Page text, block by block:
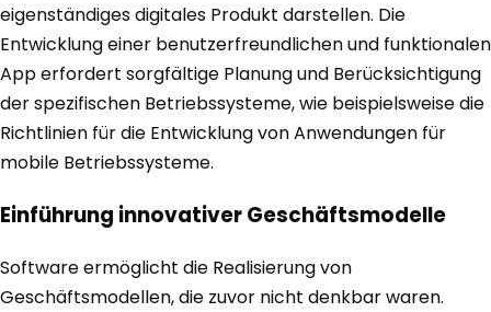
eigenständiges digitales Produkt darstellen. Die
Entwicklung einer benutzerfreundlichen und funktionalen
App erfordert sorgfältige Planung und Berücksichtigung
der spezifischen Betriebssysteme, wie beispielsweise die
Richtlinien für die Entwicklung von Anwendungen für
mobile Betriebssysteme.
Einführung innovativer Geschäftsmodelle
Software ermöglicht die Realisierung von
Geschäftsmodellen, die zuvor nicht denkbar waren.